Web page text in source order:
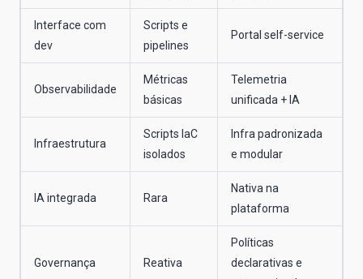
Interface com
dev
Scripts e
pipelines
Portal self-service
Observabilidade
Métricas
básicas
Telemetria
unificada + IA
Infraestrutura
Scripts IaC
isolados
Infra padronizada
e modular
IA integrada Rara
Nativa na
plataforma
Governança Reativa
Políticas
declarativas e